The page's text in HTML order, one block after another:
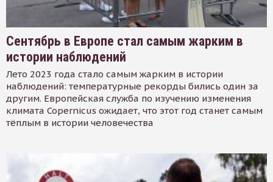
Сентябрь в Европе стал самым жарким в
истории наблюдений
Лето 2023 года стало самым жарким в истории
наблюдений: температурные рекорды бились один за
другим. Европейская служба по изучению изменения
климата Copernicus ожидает, что этот год станет самым
тёплым в истории человечества